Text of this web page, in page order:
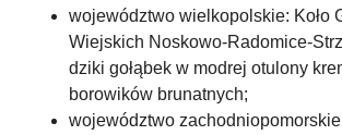
województwo wielkopolskie: Koło
Wiejskich Noskowo-Radomice-
dziki gołąbek w modrej otulony
borowików brunatnych;
województwo